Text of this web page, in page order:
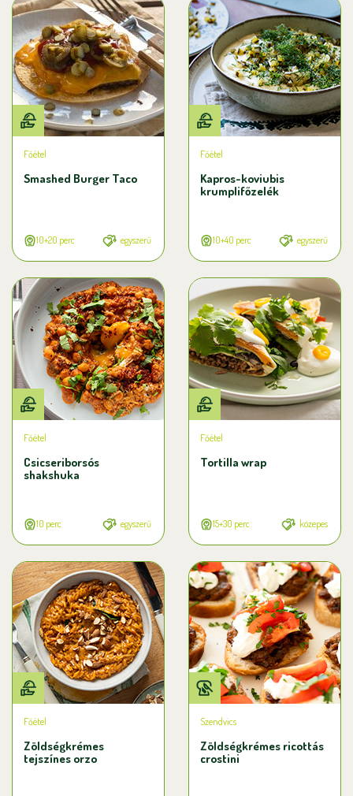
Főétel
Smashed Burger Taco
10+20 perc egyszerű
Főétel
Kapros-koviubis
krumplifőzelék
10+40 perc egyszerű
Főétel
Csicseriborsós
shakshuka
10 perc egyszerű
Főétel
Tortilla wrap
15+30 perc közepes
Főétel
Zöldségkrémes
tejszínes orzo
Szendvics
Zöldségkrémes ricottás
crostini